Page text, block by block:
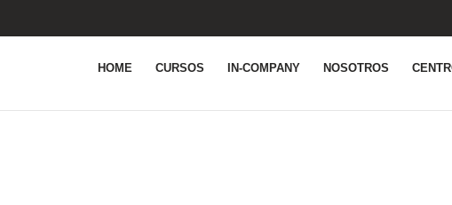
HOME CURSOS IN-COMPANY NOSOTROS